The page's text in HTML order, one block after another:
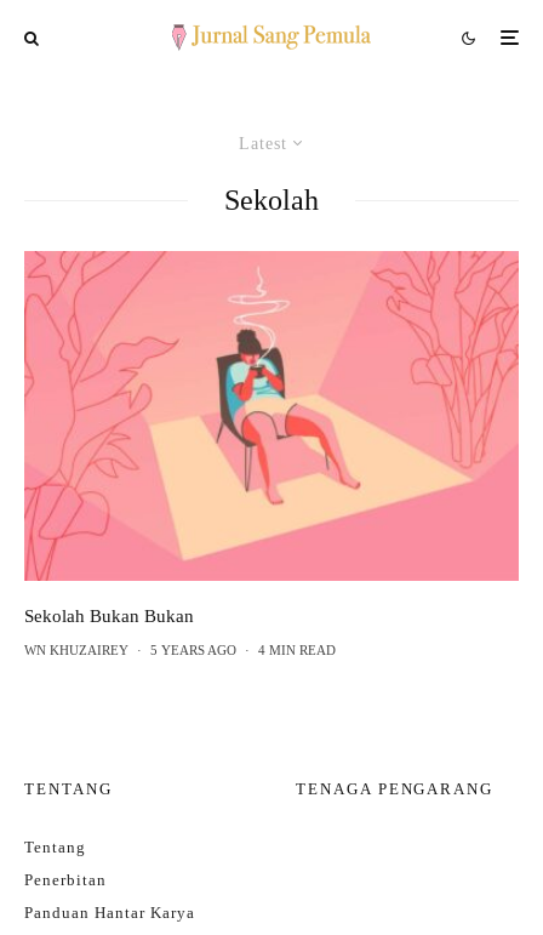
Latest
Sekolah
Sekolah Bukan Bukan
WN KHUZAIREY · 5 YEARS AGO · 4 MIN READ
TENTANG
Tentang
Penerbitan
Panduan Hantar Karya
TENAGA PENGARANG